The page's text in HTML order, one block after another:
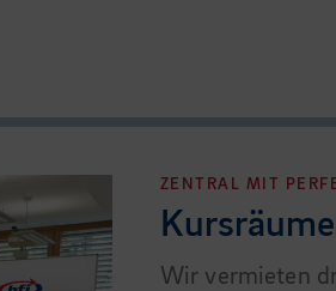
ZENTRAL MIT
Wir vermieten